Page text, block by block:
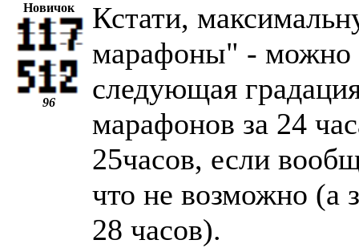
Новичок
96
Кстати,
марафоны" - можно
следующая
марафонов за 24
25часов, если
что не возможно (а
28 часов).